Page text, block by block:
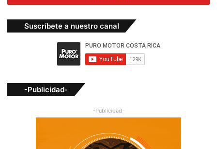
Suscríbete a nuestro canal
-Publicidad-
-Publicidad-